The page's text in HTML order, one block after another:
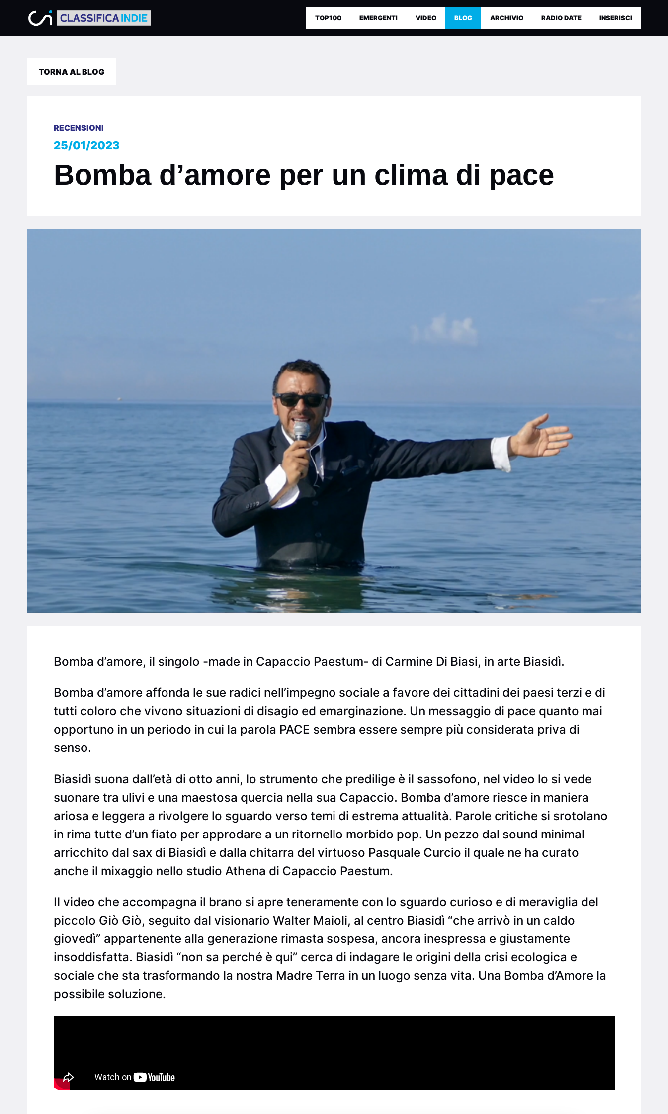
TOP100 EMERGENTI VIDEO BLOG ARCHIVIO RADIO DATE INSERISCI
TORNA AL BLOG
RECENSIONI
25/01/2023
Bomba d’amore per un clima di pace
Bomba d’amore, il singolo -made in Capaccio Paestum- di Carmine Di Biasi, in arte Biasidì.
Bomba d’amore affonda le sue radici nell’impegno sociale a favore dei cittadini dei paesi terzi e di
tutti coloro che vivono situazioni di disagio ed emarginazione. Un messaggio di pace quanto mai
opportuno in un periodo in cui la parola PACE sembra essere sempre più considerata priva di
senso.
Biasidì suona dall’età di otto anni, lo strumento che predilige è il sassofono, nel video lo si vede
suonare tra ulivi e una maestosa quercia nella sua Capaccio. Bomba d’amore riesce in maniera
ariosa e leggera a rivolgere lo sguardo verso temi di estrema attualità. Parole critiche si srotolano
in rima tutte d’un fiato per approdare a un ritornello morbido pop. Un pezzo dal sound minimal
arricchito dal sax di Biasidì e dalla chitarra del virtuoso Pasquale Curcio il quale ne ha curato
anche il mixaggio nello studio Athena di Capaccio Paestum.
Il video che accompagna il brano si apre teneramente con lo sguardo curioso e di meraviglia del
piccolo Giò Giò, seguito dal visionario Walter Maioli, al centro Biasidì “che arrivò in un caldo
giovedì” appartenente alla generazione rimasta sospesa, ancora inespressa e giustamente
insoddisfatta. Biasidì “non sa perché è qui” cerca di indagare le origini della crisi ecologica e
sociale che sta trasformando la nostra Madre Terra in un luogo senza vita. Una Bomba d’Amore la
possibile soluzione.